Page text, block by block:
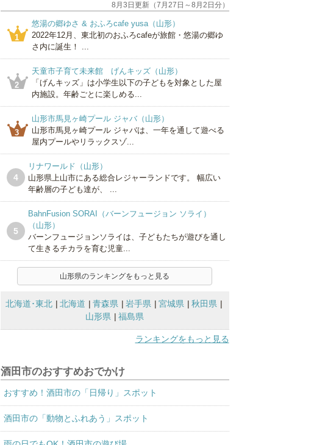
8月3日更新（7月27日～8月2日分）
1
悠湯の郷ゆさ & おふろcafe yusa（山形）
2022年12月、東北初のおふろcafeが旅館・悠湯の郷ゆ
さ内に誕生！ ...
2
天童市子育て未来館 げんキッズ（山形）
「げんキッズ」は小学生以下の子どもを対象とした屋
内施設。年齢ごとに楽しめる...
3
山形市馬見ヶ崎プール ジャバ（山形）
山形市馬見ヶ崎プール ジャバは、一年を通して遊べる
屋内プールやリラックスゾ...
4
リナワールド（山形）
山形県上山市にある総合レジャーランドです。 幅広い
年齢層の子ども達が、 ...
5
BahnFusion SORAI（バーンフュージョン ソライ）
（山形）
バーンフュージョンソライは、子どもたちが遊びを通し
て生きるチカラを育む児童...
山形県のランキングをもっと見る
北海道･東北 北海道 青森県 岩手県 宮城県
秋田県
山形県
福島県
ランキングをもっと見る
酒田市のおすすめおでかけ
おすすめ！酒田市の「日帰り」スポット
酒田市の「動物とふれあう」スポット